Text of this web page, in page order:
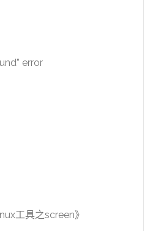
error
工具之screen》